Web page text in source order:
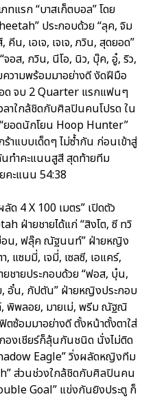
ทแรก “บาสเก็ตบอล” โดย
ประกอบด้วย “ลุค, จิม
, เอเจ, เจเจ, ภวิน, สุดยอด”
จอส, กวิน, นีโอ, นิว, บุ๊ค, อู๋, ริว,
ความพร้อมมาอย่างดี งัดฝีมือ
ด จบ 2 Quarter แรกแฟนๆ
ลาใกล้ชิดกับศิลปินคนโปรด ใน
ยอดนักโยน Hoop Hunter”
าแบบเด็ดๆ ไม่ซ้ำกัน ก่อนเข้าสู่
ทำคะแนนสูสี สุดท้ายทีม
คะแนน 54:38
ด 4 X 100 เมตร” เปิดตัว
ฝ่ายชายได้แก่ “สิงโต, ซี ทวิ
ม่อน, ฟลุ๊ค ณัฐนนท์” ฝ่ายหญิง
แซมมี่, เจมี่, เซลซี, เอแคร์,
ชายประกอบด้วย “ฟอส, บุ๋น,
, อั๋น, กัปตัน” ฝ่ายหญิงประกอบ
พิพลอย, มายเม่, พรีม ณัฐณิ
ซ้อมมาอย่างดี ตั้งหน้าตั้งตาใส่
องเชียร์ก็ลุ้นกันชนิด นั่งไม่ติด
Eagle” วิ่งผลัดหญิงทีม
ส่วนช่วงใกล้ชิดกับศิลปินคน
Goal” แข่งกันยิงประตู ก็